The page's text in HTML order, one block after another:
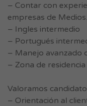
– Contar con
empresas de Medios.
– Ingles intermedio
– Portugués
– Manejo avanzado
– Zona de
Valoramos
– Orientación al